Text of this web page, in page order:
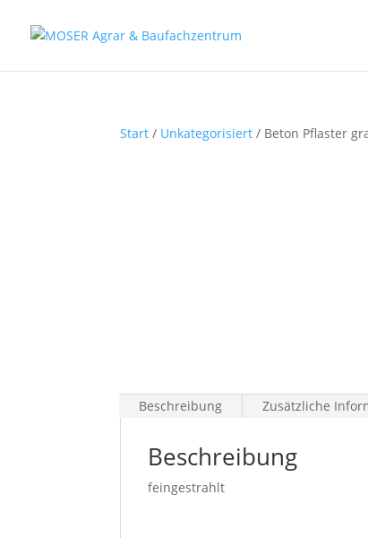
Start / Unkategorisiert / Beton Pflaster
Beschreibung Zusätzliche
Beschreibung
feingestrahlt